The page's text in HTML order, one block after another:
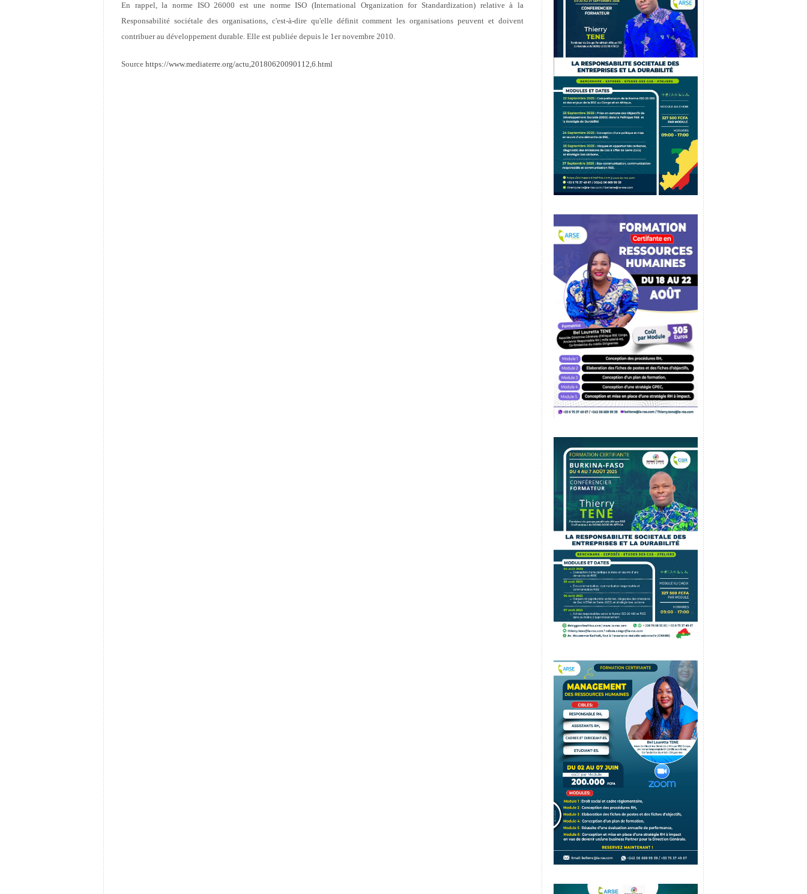
En rappel, la norme ISO 26000 est une norme ISO (International Organization for Standardization) relative à la
Responsabilité sociétale des organisations, c'est-à-dire qu'elle définit comment les organisations peuvent et doivent
contribuer au développement durable. Elle est publiée depuis le 1er novembre 2010.
Source https://www.mediaterre.org/actu,20180620090112,6.html